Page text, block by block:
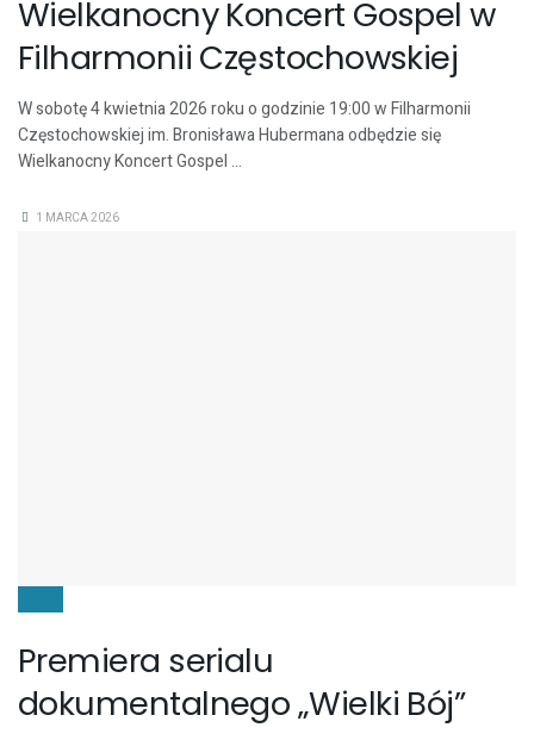
Wielkanocny Koncert Gospel w
Filharmonii Częstochowskiej
W sobotę 4 kwietnia 2026 roku o godzinie 19:00 w Filharmonii
Częstochowskiej im. Bronisława Hubermana odbędzie się
Wielkanocny Koncert Gospel ...
1 MARCA 2026
Premiera serialu
dokumentalnego „Wielki Bój”